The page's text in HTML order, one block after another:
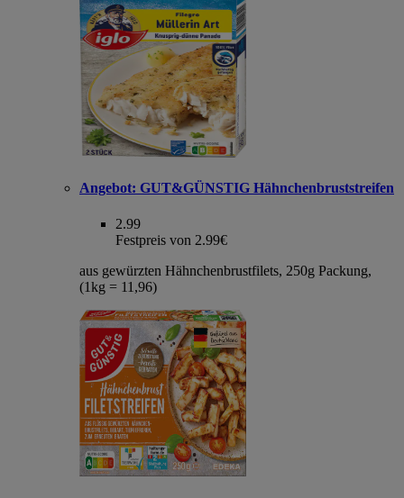
Angebot: GUT&GÜNSTIG Hähnchenbruststreifen
2.99
Festpreis von 2.99€
aus gewürzten Hähnchenbrustfilets, 250g Packung,
(1kg = 11,96)